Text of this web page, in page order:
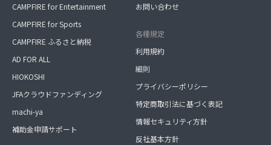
CAMPFIRE for Entertainment
CAMPFIRE for Sports
CAMPFIRE ふるさと納税
AD FOR ALL
HIOKOSHI
JFAクラウドファンディング
machi-ya
補助金申請サポート
お問い合わせ
各種規定
利用規約
細則
プライバシーポリシー
特定商取引法に基づく表記
情報セキュリティ方針
反社基本方針